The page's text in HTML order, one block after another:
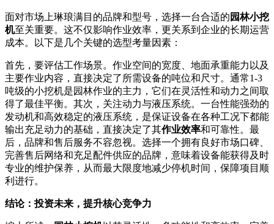
面对市场上琳琅满目的品牌和型号，选择一台合适的 园林小挖
机至关重要。这不仅影响作业效率，更关系到企业的长期运营
成本。以下是几个关键的选型考量因素：
首先，要评估工作场景。作业空间的宽度、地面承重能力以及
主要作业内容，直接决定了所需设备的吨位和尺寸。通常1-3
吨级的小挖机是园林作业的主力，它们在灵活性和动力之间取
得了最佳平衡。其次，关注动力与液压系统。一台性能强劲的
发动机和高效稳定的液压系统，是保证设备在各种工况下都能
输出充足动力的基础，直接决定了其作业效率和可靠性。最
后，品牌和售后服务不容忽视。选择一个拥有良好市场口碑、
完善售后网络和充足配件供应的品牌，意味着设备能获得及时
专业的维护保养，从而最大限度地减少停机时间，保障项目顺
利进行。
结论：投资未来，提升核心竞争力